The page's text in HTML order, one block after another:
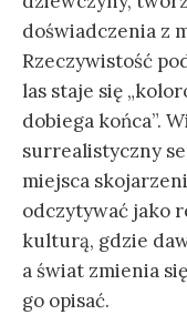
doświadczenia z
Rzeczywistość
las staje się
dobiega końca”.
surrealistyczny
miejsca
odczytywać jako
kulturą, gdzie
a świat zmienia
go opisać.